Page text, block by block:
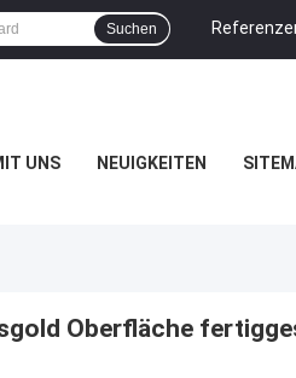
Suchen
UNS NEUIGKEITEN
Oberfläche